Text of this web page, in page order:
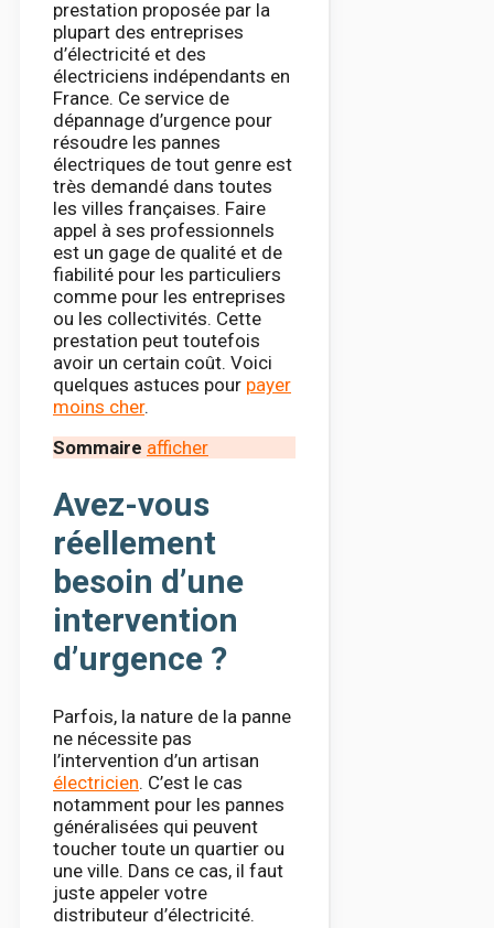
prestation proposée par la
plupart des entreprises
d’électricité et des
électriciens indépendants en
France. Ce service de
dépannage d’urgence pour
résoudre les pannes
électriques de tout genre est
très demandé dans toutes
les villes françaises. Faire
appel à ses professionnels
est un gage de qualité et de
fiabilité pour les particuliers
comme pour les entreprises
ou les collectivités. Cette
prestation peut toutefois
avoir un certain coût. Voici
quelques astuces pour payer
moins cher.
Sommaire afficher
Avez-vous
réellement
besoin d’une
intervention
d’urgence ?
Parfois, la nature de la panne
ne nécessite pas
l’intervention d’un artisan
électricien. C’est le cas
notamment pour les pannes
généralisées qui peuvent
toucher toute un quartier ou
une ville. Dans ce cas, il faut
juste appeler votre
distributeur d’électricité.